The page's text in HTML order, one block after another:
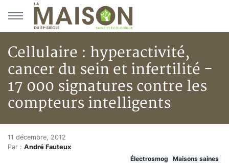
Aller au menu principal
Aller au contenu principal
Cellulaire : hyperactivité,
cancer du sein et infertilité -
17 000 signatures contre les
compteurs intelligents
Accueil
Articles
Cellulaire : hyperactivité,
11 décembre, 2012
Par : André Fauteux
Électrosmog
Maisons saines